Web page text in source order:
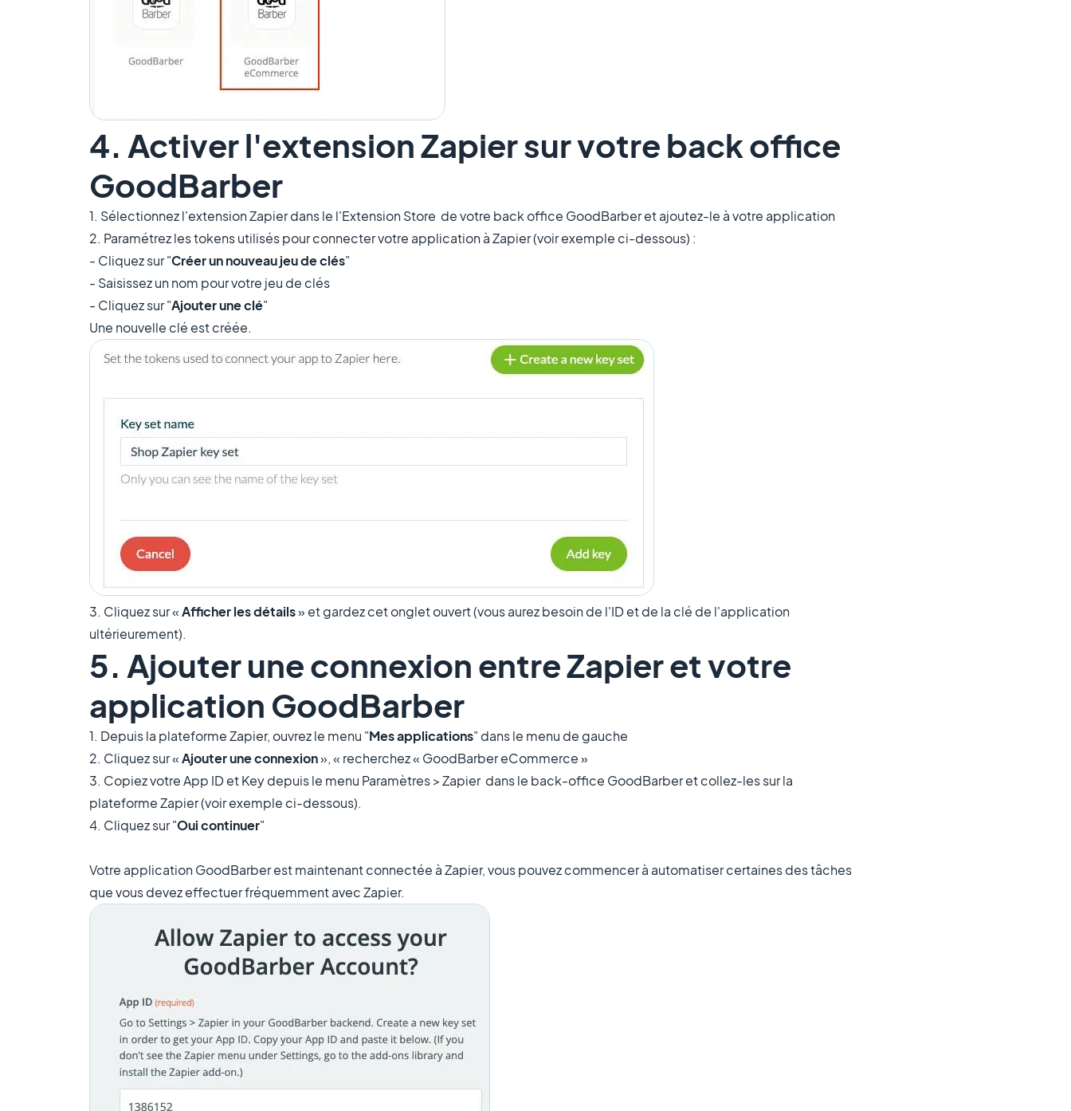
4. Activer l'extension Zapier sur votre back office
GoodBarber
1. Sélectionnez l'extension Zapier dans le l'Extension Store de votre back office GoodBarber et ajoutez-le à votre application
2. Paramétrez les tokens utilisés pour connecter votre application à Zapier (voir exemple ci-dessous) :
- Cliquez sur "Créer un nouveau jeu de clés"
- Saisissez un nom pour votre jeu de clés
- Cliquez sur "Ajouter une clé"
Une nouvelle clé est créée.
3. Cliquez sur «Afficher les détails» et gardez cet onglet ouvert (vous aurez besoin de l'ID et de la clé de l'application
ultérieurement).
5. Ajouter une connexion entre Zapier et votre
application GoodBarber
1. Depuis la plateforme Zapier, ouvrez le menu "Mes applications" dans le menu de gauche
2. Cliquez sur «Ajouter une connexion», « recherchez « GoodBarber eCommerce»
3. Copiez votre App ID et Key depuis le menu Paramètres > Zapier dans le back-office GoodBarber et collez-les sur la
plateforme Zapier (voir exemple ci-dessous).
4. Cliquez sur "Oui continuer"
Votre application GoodBarber est maintenant connectée à Zapier, vous pouvez commencer à automatiser certaines des tâches
que vous devez effectuer fréquemment avec Zapier.